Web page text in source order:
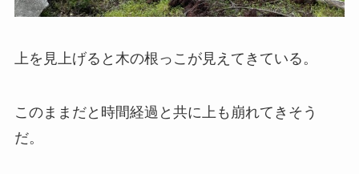
上を見上げると木の根っこが見えてきている。
このままだと時間経過と共に上も崩れてきそう
だ。